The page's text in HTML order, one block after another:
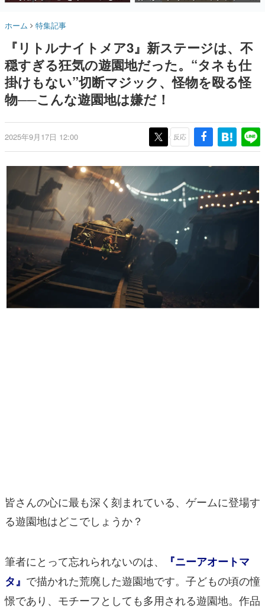
名作ゲームクリエイターの方々に製作時のエピソードをお
きます。
赫本
この物語を解いてはいけない。『赫本』は、〈試験問題〉
の形をした短編ホラー小説集です。
これからのデジタルゲーム市場を担う若きクリエイター達
の姿を追い、彼らのルーツと情熱を探っていきます。
ゲームに多大な影響を受けた作家さんに取材し、ゲームが
日本のコンテンツ産業やカルチャーに与えた影響を探る企
画です。
日本モバイルゲーム産業史
日本のモバイルゲーム史における主要なトピック・タイト
ルを網羅するほか、開発者へのインタビューや識者による
解説を掲載。約20年の歴史が一望できる決定版！
若ゲのいたり〜ゲームクリエイターの青春〜
『うつヌケ』『ペンと箸』等で知られるマンガ家・田中圭
なんでゲームは面白い？
アプリレビュー
その他
電ファミニコゲーマーとは？
運営：株式会社マレ
散水ホースリールが予約開始。
ークやジオン公国軍のエンブレ
映ヒストリカル グッズコレクシ
ホーム 特集記事
『リトルナイトメア3』新ステージは、不
穏すぎる狂気の遊園地だった。“タネも仕
掛けもない”切断マジック、怪物を殴る怪
物──こんな遊園地は嫌だ！
2025年9月17日 12:00 反応
皆さんの心に最も深く刻まれている、ゲームに登場す
る遊園地はどこでしょうか？
筆者にとって忘れられないのは、
『ニーアオートマ
タ』 で描かれた荒廃した遊園地です。子どもの頃の憧
憬であり、モチーフとしても多用される遊園地。作品